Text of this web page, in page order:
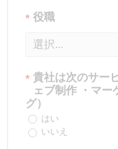
* 役職
* 貴社は次のサー
ェブ制作 ・マー
グ）
はい
いいえ